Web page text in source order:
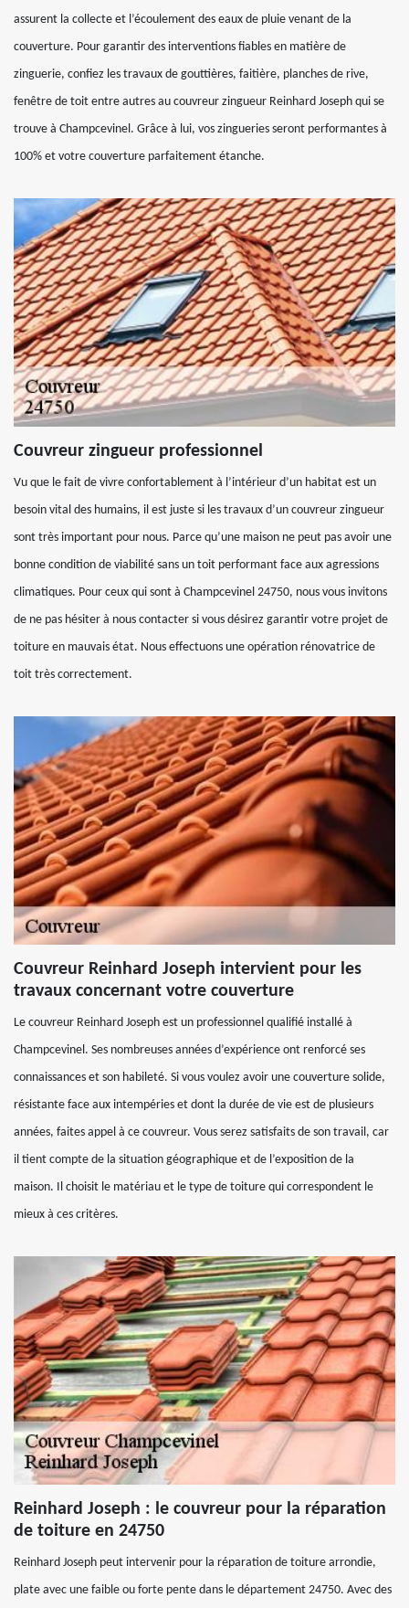
assurent la collecte et l’écoulement des eaux de pluie venant de la
couverture. Pour garantir des interventions fiables en matière de
zinguerie, confiez les travaux de gouttières, faitière, planches de rive,
fenêtre de toit entre autres au couvreur zingueur Reinhard Joseph qui se
trouve à Champcevinel. Grâce à lui, vos zingueries seront performantes à
100% et votre couverture parfaitement étanche.
Couvreur zingueur professionnel
Vu que le fait de vivre confortablement à l’intérieur d’un habitat est un
besoin vital des humains, il est juste si les travaux d’un couvreur zingueur
sont très important pour nous. Parce qu’une maison ne peut pas avoir une
bonne condition de viabilité sans un toit performant face aux agressions
climatiques. Pour ceux qui sont à Champcevinel 24750, nous vous invitons
de ne pas hésiter à nous contacter si vous désirez garantir votre projet de
toiture en mauvais état. Nous effectuons une opération rénovatrice de
toit très correctement.
Couvreur Reinhard Joseph intervient pour les
travaux concernant votre couverture
Le couvreur Reinhard Joseph est un professionnel qualifié installé à
Champcevinel. Ses nombreuses années d’expérience ont renforcé ses
connaissances et son habileté. Si vous voulez avoir une couverture solide,
résistante face aux intempéries et dont la durée de vie est de plusieurs
années, faites appel à ce couvreur. Vous serez satisfaits de son travail, car
il tient compte de la situation géographique et de l’exposition de la
maison. Il choisit le matériau et le type de toiture qui correspondent le
mieux à ces critères.
Reinhard Joseph : le couvreur pour la réparation
de toiture en 24750
Reinhard Joseph peut intervenir pour la réparation de toiture arrondie,
plate avec une faible ou forte pente dans le département 24750. Avec des